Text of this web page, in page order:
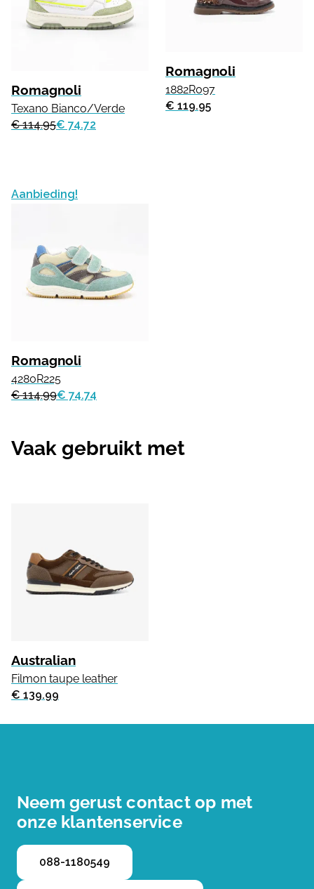
Romagnoli
Texano Bianco/Verde
€ 114.95€ 74.72
Romagnoli
1882R097
€ 119.95
Aanbieding!
Romagnoli
4280R225
€ 114.99€ 74.74
Vaak gebruikt met
Australian
Filmon taupe leather
€ 139.99
Neem gerust contact op met
onze klantenservice
088-1180549